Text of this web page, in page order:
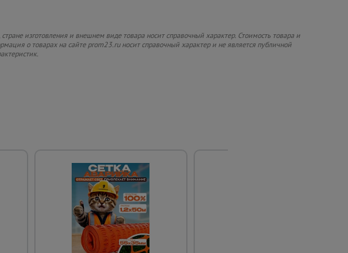
изготовления и внешнем виде товара носит справочный характер. Стоимость товара и
о товарах на сайте prom23.ru носит справочный характер и не является публичной